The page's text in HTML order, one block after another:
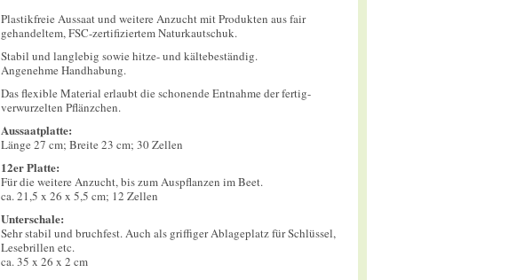
Plastikfreie Aussaat und weitere Anzucht mit Produkten aus fair
gehandeltem, FSC-zertifiziertem Naturkautschuk.
Stabil und langlebig sowie hitze- und kältebeständig.
Angenehme Handhabung.
Das flexible Material erlaubt die schonende Entnahme der fertig-
verwurzelten Pflänzchen.
Aussaatplatte:
Länge 27 cm; Breite 23 cm; 30 Zellen
12er Platte:
Für die weitere Anzucht, bis zum Auspflanzen im Beet.
ca. 21,5 x 26 x 5,5 cm; 12 Zellen
Unterschale:
Sehr stabil und bruchfest. Auch als griffiger Ablageplatz für Schlüssel,
Lesebrillen etc.
ca. 35 x 26 x 2 cm